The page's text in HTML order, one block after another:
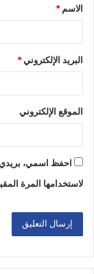
الاسم*
البريد الإلكتروني*
الموقع الإلكتروني
احفظ اسمي، بريدي
لاستخدامها المرة